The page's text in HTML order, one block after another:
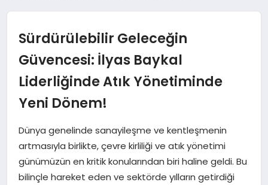
MAGAZIN
SIYASET
SPOR
Sürdürülebilir Geleceğin
Güvencesi: İlyas Baykal
Liderliğinde Atık Yönetiminde
Yeni Dönem!
Dünya genelinde sanayileşme ve kentleşmenin
artmasıyla birlikte, çevre kirliliği ve atık yönetimi
günümüzün en kritik konularından biri haline geldi. Bu
bilinçle hareket eden ve sektörde yılların getirdiği